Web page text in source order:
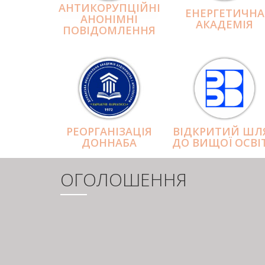
АНТИКОРУПЦІЙНІ
АНОНІМНІ
ПОВІДОМЛЕННЯ
ЕНЕРГЕТИЧНА
АКАДЕМІЯ
РЕОРГАНІЗАЦІЯ
ДОННАБА
ВІДКРИТИЙ
ДО ВИЩОЇ
ОГОЛОШЕННЯ